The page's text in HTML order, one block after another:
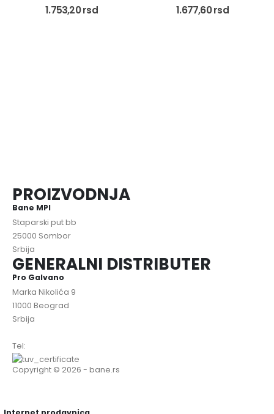
1.753,20rsd 1.677,60rsd
PROIZVODNJA
Bane MPI
Staparski put bb
25000 Sombor
Srbija
GENERALNI DISTRIBUTER
Pro Galvano
Marka Nikolića 9
11000 Beograd
Srbija
Tel:
Copyright © 2026 - bane.rs